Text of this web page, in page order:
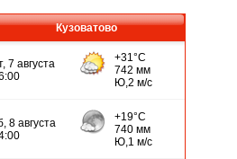
Кузоватово